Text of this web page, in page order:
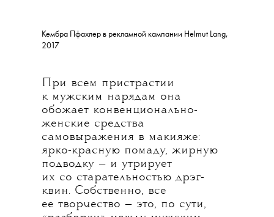
Кембра Пфахлер в рекламной кампании Helmut Lang,
2017
При всем пристрастии
к мужским нарядам она
обожает конвенционально-
женские средства
самовыражения в макияже:
ярко-красную помаду, жирную
подводку — и утрирует
их со старательностью дрэг-
квин. Собственно, все
ее творчество — это, по сути,